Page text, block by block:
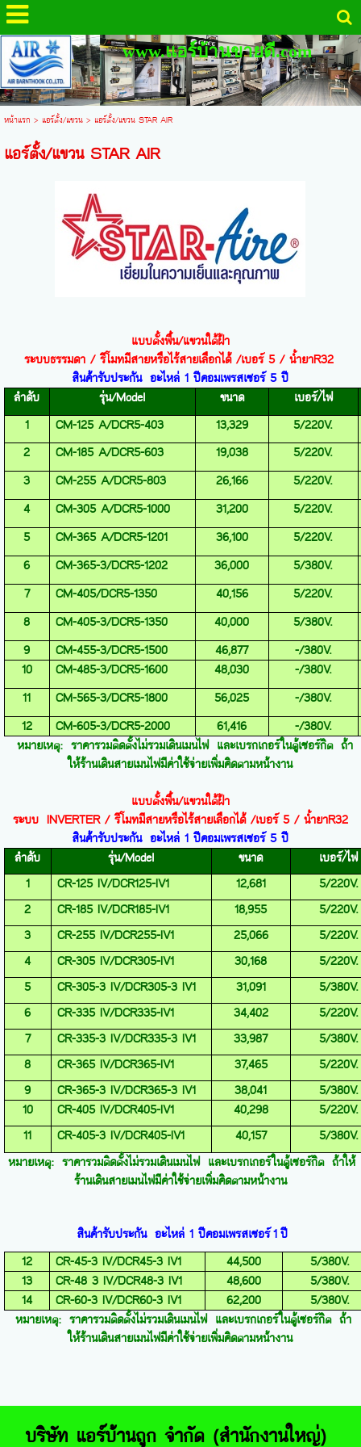
www.แอร์บ้านขายดี.com
หน้าแรก > แอร์ตั้ง/แขวน> แอร์ตั้ง/แขวน STAR AIR
แอร์ตั้ง/แขวน STAR AIR
แบบตั้งพื้น/แขวนใต้ฝ้า
ระบบธรรมดา/รีโมทมีสายหรือไร้สายเลือกได้/เบอร์5 / น้ำยาR32
สินค้ารับประกัน อะไหล่ 1ปีคอมเพรสเซอร์5ปี
ลำดับ
รุ่น/Model ขนาด เบอร์/ไฟ
1
CM-125 A/DCR5-403 13,329
5/220V.
2
CM-185 A/DCR5-603 19,038
5/220V.
3
CM-255 A/DCR5-803 26,166
5/220V.
4
CM-305 A/DCR5-1000 31,200
5/220V.
5
CM-365 A/DCR5-1201 36,100
5/220V.
6
CM-365-3/DCR5-1202 36,000
5/380V.
7
CM-405/DCR5-1350 40,156
5/220V.
8
CM-405-3/DCR5-1350 40,000
5/380V.
9
CM-455-3/DCR5-1500 46,877 -/380V.
10
CM-485-3/DCR5-1600 48,030 -/380V.
11
CM-565-3/DCR5-1800 56,025 -/380V.
12
CM-605-3/DCR5-2000 61,416 -/380V.
หมายเหตุ: ราคารวมติดตั้งไม่รวมเดินเมนไฟ และเบรกเกอร์ในตู้เซอร์กิต ถ้า
ให้ร้านเดินสายเมนไฟมีค่าใช้จ่ายเพิ่มคิดตามหน้างาน
แบบตั้งพื้น/แขวนใต้ฝ้า
ระบบ INVERTER/รีโมทมีสายหรือไร้สายเลือกได้/เบอร์5 / น้ำยาR32
สินค้ารับประกัน อะไหล่ 1ปีคอมเพรสเซอร์5ปี
ลำดับ
รุ่น/Model ขนาด เบอร์/ไฟ
1
CR-125 IV/DCR125-IV1 12,681
5/220V.
2
CR-185 IV/DCR185-IV1 18,955
5/220V.
3
CR-255 IV/DCR255-IV1 25,066
5/220V.
4
CR-305 IV/DCR305-IV1 30,168
5/220V.
5
CR-305-3 IV/DCR305-3 IV1 31,091
5/380V.
6
CR-335 IV/DCR335-IV1 34,402
5/220V.
7
CR-335-3 IV/DCR335-3 IV1 33,987
5/380V.
8
CR-365 IV/DCR365-IV1 37,465
5/220V.
9
CR-365-3 IV/DCR365-3 IV1 38,041
5/380V.
10
CR-405 IV/DCR405-IV1 40,298
5/220V.
11
CR-405-3 IV/DCR405-IV1 40,157
5/380V.
หมายเหตุ: ราคารวมติดตั้งไม่รวมเดินเมนไฟ และเบรกเกอร์ในตู้เซอร์กิต ถ้าให้
ร้านเดินสายเมนไฟมีค่าใช้จ่ายเพิ่มคิดตามหน้างาน
สินค้ารับประกัน อะไหล่1 ปีคอมเพรสเซอร์1ปี
12
CR-45-3 IV/DCR45-3 IV1 44,500
5/380V.
13
CR-48 3 IV/DCR48-3 IV1 48,600
5/380V.
14
CR-60-3 IV/DCR60-3 IV1 62,200
5/380V.
หมายเหตุ: ราคารวมติดตั้งไม่รวมเดินเมนไฟ และเบรกเกอร์ในตู้เซอร์กิต ถ้า
ให้ร้านเดินสายเมนไฟมีค่าใช้จ่ายเพิ่มคิดตามหน้างาน
บริษัท แอร์บ้านถูก จำกัด (สำนักงานใหญ่)